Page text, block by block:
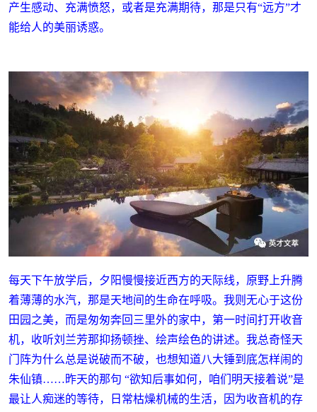
产生感动、充满愤怒，或者是充满期待，那是只有“远方”才
能给人的美丽诱惑。
每天下午放学后，夕阳慢慢接近西方的天际线，原野上升腾
着薄薄的水汽，那是天地间的生命在呼吸。我则无心于这份
田园之美，而是匆匆奔回三里外的家中，第一时间打开收音
机，收听刘兰芳那抑扬顿挫、绘声绘色的讲述。我总奇怪天
门阵为什么总是说破而不破，也想知道八大锤到底怎样闹的
朱仙镇……昨天的那句 “欲知后事如何，咱们明天接着说”是
最让人痴迷的等待，日常枯燥机械的生活，因为收音机的存